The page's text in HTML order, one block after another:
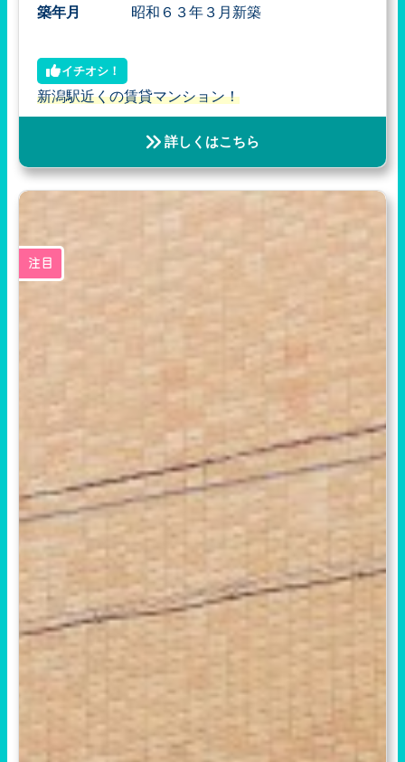
築年月 昭和６３年３月新築
イチオシ！
新潟駅近くの賃貸マンション！
詳しくはこちら